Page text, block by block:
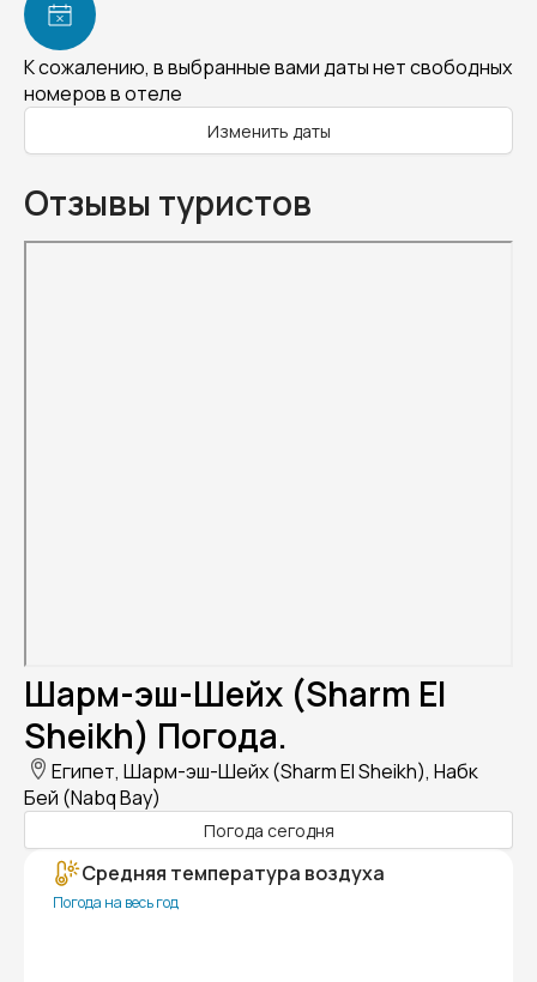
К сожалению, в выбранные вами даты нет свободных
номеров в отеле
Изменить даты
Отзывы туристов
Шарм-эш-Шейх (Sharm El
Sheikh) Погода.
Египет, Шарм-эш-Шейх (Sharm El Sheikh), Набк
Бей (Nabq Bay)
Погода сегодня
Средняя температура воздуха
Погода на весь год